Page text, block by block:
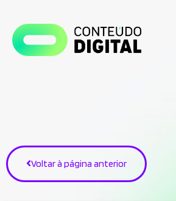
Voltar à página anterior